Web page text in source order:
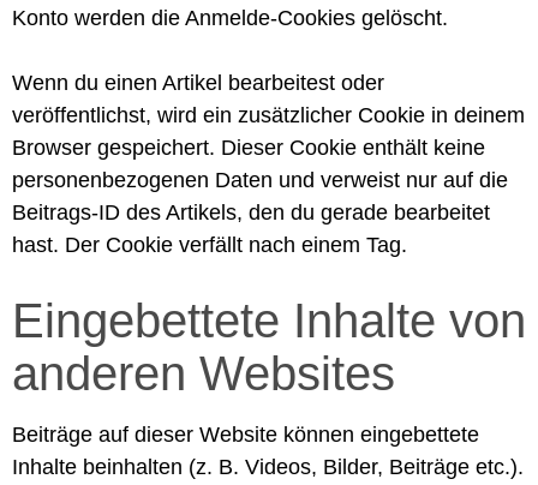
Konto werden die Anmelde-Cookies gelöscht.
Wenn du einen Artikel bearbeitest oder
veröffentlichst, wird ein zusätzlicher Cookie in deinem
Browser gespeichert. Dieser Cookie enthält keine
personenbezogenen Daten und verweist nur auf die
Beitrags-ID des Artikels, den du gerade bearbeitet
hast. Der Cookie verfällt nach einem Tag.
Eingebettete Inhalte von
anderen Websites
Beiträge auf dieser Website können eingebettete
Inhalte beinhalten (z. B. Videos, Bilder, Beiträge etc.).